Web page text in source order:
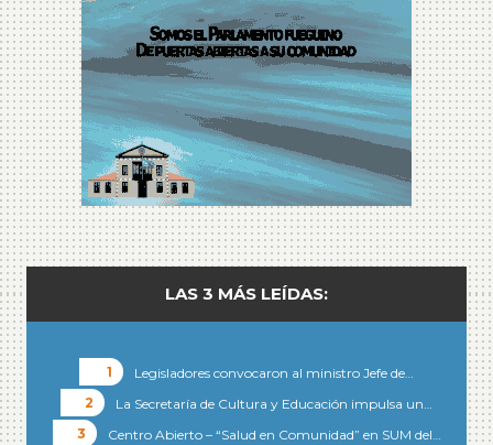
LAS 3 MÁS LEÍDAS:
Legisladores convocaron al ministro Jefe de…
La Secretaría de Cultura y Educación impulsa un…
Centro Abierto – “Salud en Comunidad” en SUM del…